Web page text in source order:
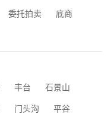
委托拍卖 底商
丰台 石景山
门头沟 平谷